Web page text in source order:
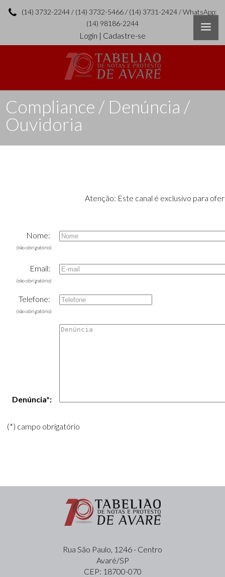
(14) 3732-2244 / (14) 3732-5466 / (14) 3731-2424 / WhatsApp:
(14) 98186-2244
Login | Cadastre-se
Compliance / Denúncia /
Ouvidoria
Atenção: Este canal é exclusivo para
Nome:
(não obrigatório)
Email:
(não obrigatório)
Telefone:
(não obrigatório)
Denúncia*:
(*) campo obrigatório
Rua São Paulo, 1246 - Centro
Avaré/SP
CEP: 18700-070